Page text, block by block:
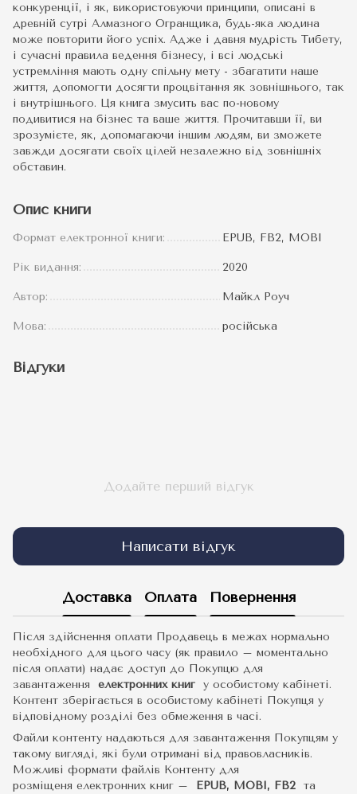
конкуренції, і як, використовуючи принципи, описані в
древній сутрі Алмазного Огранщика, будь-яка людина
може повторити його успіх. Адже і давня мудрість Тибету,
і сучасні правила ведення бізнесу, і всі людські
устремління мають одну спільну мету - збагатити наше
життя, допомогти досягти процвітання як зовнішнього, так
і внутрішнього. Ця книга змусить вас по-новому
подивитися на бізнес та ваше життя. Прочитавши її, ви
зрозумієте, як, допомагаючи іншим людям, ви зможете
завжди досягати своїх цілей незалежно від зовнішніх
обставин.
Опис книги
Формат електронної книги: EPUB, FB2, MOBI
Рік видання: 2020
Автор: Майкл Роуч
Мова: російська
Відгуки
Додайте перший відгук
Написати відгук
Доставка Оплата Повернення
Після здійснення оплати Продавець в межах нормально
необхідного для цього часу (як правило – моментально
після оплати) надає доступ до Покупцю для
завантаження електронних книг у особистому кабінеті.
Контент зберігається в особистому кабінеті Покупця у
відповідному розділі без обмеження в часі.
Файли контенту надаються для завантаження Покупцям у
такому вигляді, які були отримані від правовласників.
Можливі формати файлів Контенту для
розміщеня електронних книг –
EPUB, MOBI, FB2 та